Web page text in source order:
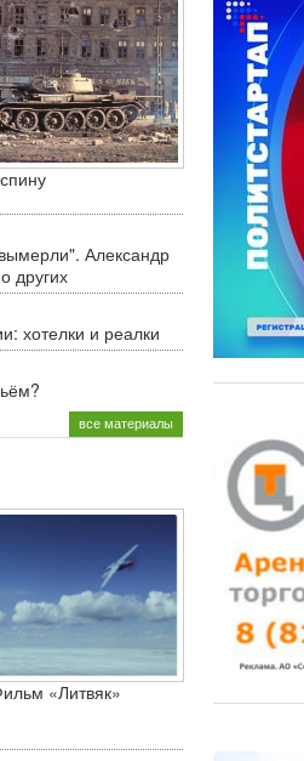
Александр
других
хотелки и реалки
все материалы
«Литвяк»